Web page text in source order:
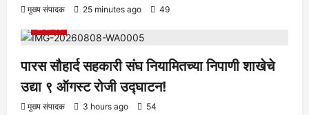
मुख्य संपादक 25 minutes ago 49
आरोग्य क्रीडा ताज्या बातम्या निपाणी परिसर
पारस सौहार्द सहकारी संघ नियामितच्या निपाणी शाखेचे
उद्या ९ ऑगस्ट रोजी उद्घाटन!
मुख्य संपादक 3 hours ago 54
आरोग्य क्रीडा ताज्या बातम्या निपाणी परिसर